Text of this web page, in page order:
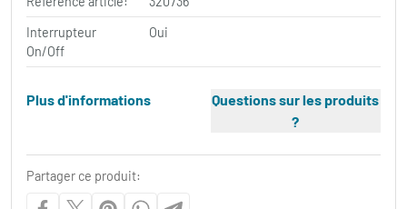
Interrupteur
On/Off
Oui
Plus d'informations
Questions sur les produits
?
Partager ce produit: